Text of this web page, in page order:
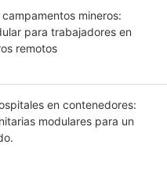
mineros:
para trabajadores en
remotos
en contenedores:
modulares para un